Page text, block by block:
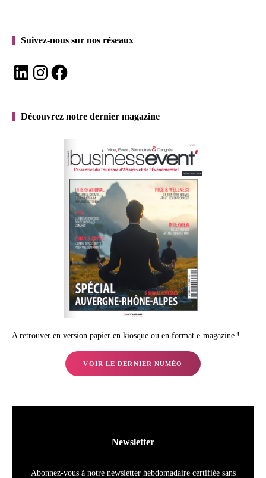
Suivez-nous sur nos réseaux
LinkedInInstagramFacebook
Découvrez notre dernier magazine
A retrouver en version papier en kiosque ou en format e-magazine !
VOIR LE DERNIER NUMÉO
Newsletter
Abonnez-vous à notre newsletter hebdomadaire certifiée sans